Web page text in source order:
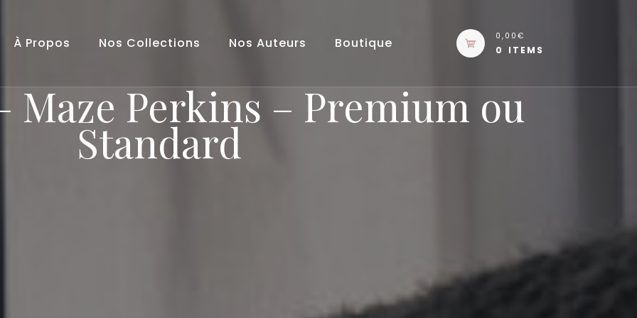
À Propos Nos Collections Nos Auteurs Boutique 0,00€
0 ITEMS
Maze Perkins – Premium ou
Standard